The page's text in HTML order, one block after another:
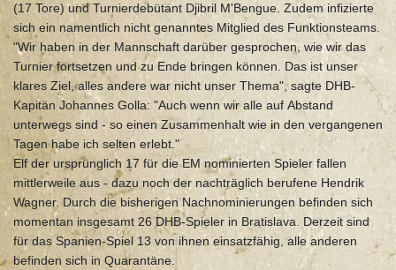
(17 Tore) und Turnierdebütant Djibril M'Bengue. Zudem infizierte
sich ein namentlich nicht genanntes Mitglied des Funktionsteams.
"Wir haben in der Mannschaft darüber gesprochen, wie wir das
Turnier fortsetzen und zu Ende bringen können. Das ist unser
klares Ziel, alles andere war nicht unser Thema", sagte DHB-
Kapitän Johannes Golla: "Auch wenn wir alle auf Abstand
unterwegs sind - so einen Zusammenhalt wie in den vergangenen
Tagen habe ich selten erlebt."
Elf der ursprünglich 17 für die EM nominierten Spieler fallen
mittlerweile aus - dazu noch der nachträglich berufene Hendrik
Wagner. Durch die bisherigen Nachnominierungen befinden sich
momentan insgesamt 26 DHB-Spieler in Bratislava. Derzeit sind
für das Spanien-Spiel 13 von ihnen einsatzfähig, alle anderen
befinden sich in Quarantäne.